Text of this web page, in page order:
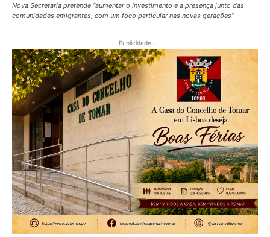
Nova Secretaria pretende “aumentar o investimento e a presença junto das
comunidades emigrantes, com um foco particular nas novas gerações”
- Publicidade -